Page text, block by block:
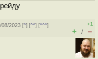
08/2023 [^] [^^] [^^^]
+1
+ / –